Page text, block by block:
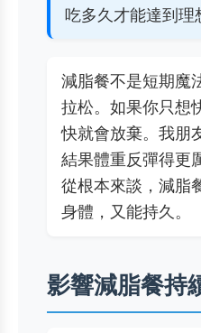
吃多久才能達到理
減脂餐不是短期魔
拉松。如果你只想
快就會放棄。我朋
結果體重反彈得更
從根本來談，減脂
身體，又能持久。
影響減脂餐持